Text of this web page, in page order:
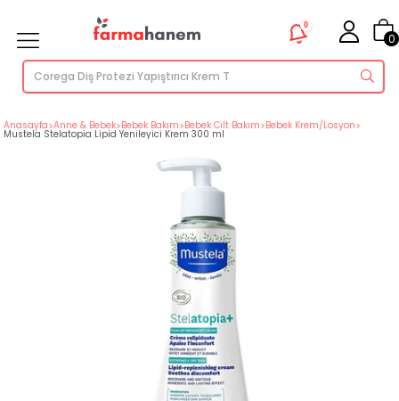
0
0
Anasayfa>Anne & Bebek>Bebek Bakım>Bebek Cilt Bakım>Bebek Krem/Losyon>
Mustela Stelatopia Lipid Yenileyici Krem 300 ml